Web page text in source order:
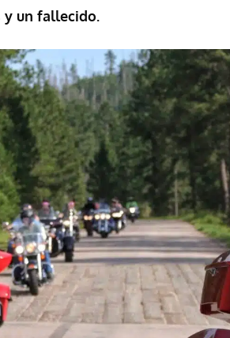
y un fallecido.